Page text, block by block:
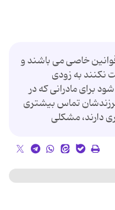
خاصی می باشند و
نکنند به زودی
برای مادرانی که در
تماس بیشتری
دارند، مشکلی